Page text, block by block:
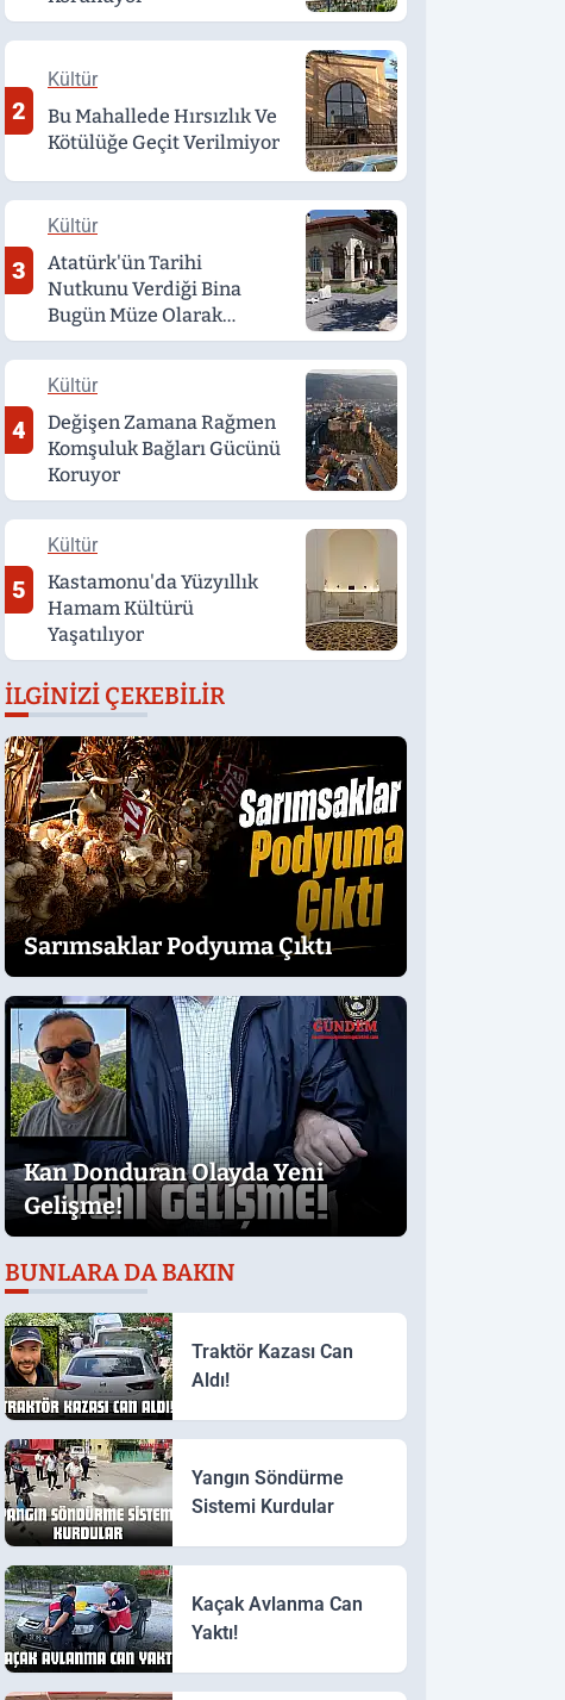
2
Kültür
Bu Mahallede Hırsızlık Ve
Kötülüğe Geçit Verilmiyor
3
Kültür
Atatürk'ün Tarihi
Nutkunu Verdiği Bina
Bugün Müze Olarak
Hizmet Veriyor
4
Kültür
Değişen Zamana Rağmen
Komşuluk Bağları Gücünü
Koruyor
5
Kültür
Kastamonu'da Yüzyıllık
Hamam Kültürü
Yaşatılıyor
İLGINIZI ÇEKEBILIR
Sarımsaklar Podyuma Çıktı
Kan Donduran Olayda Yeni
Gelişme!
BUNLARA DA BAKIN
Traktör Kazası Can
Aldı!
Yangın Söndürme
Sistemi Kurdular
Kaçak Avlanma Can
Yaktı!